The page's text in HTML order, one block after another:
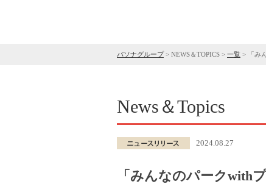
パソナグループ> NEWS＆TOPICS > 一覧 > 「み
News＆Topics
2024.08.27
「みんなのパークwith